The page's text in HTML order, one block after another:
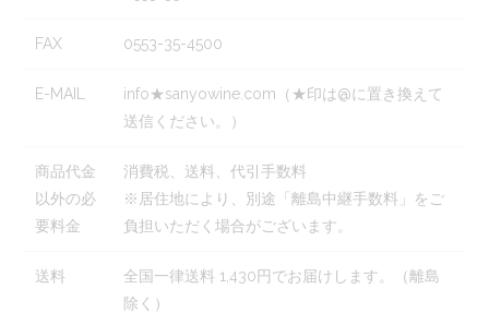
FAX 0553-35-4500
E-MAIL
info★sanyowine.com（★印は@に置き換えて
送信ください。）
商品代金
以外の必
要料金
消費税、送料、代引手数料
※居住地により、別途「離島中継手数料」をご
負担いただく場合がございます。
送料
全国一律送料 1,430円でお届けします。（離島
除く）